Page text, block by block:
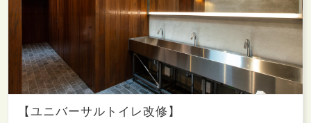
【ユニバーサルトイレ改修】